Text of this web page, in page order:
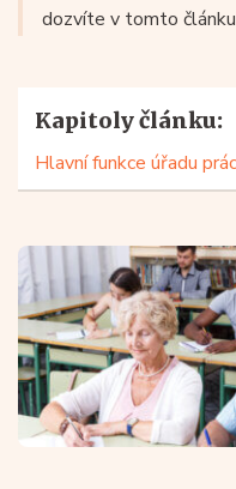
dozvíte v tomto
Kapitoly článku:
Hlavní funkce úřadu